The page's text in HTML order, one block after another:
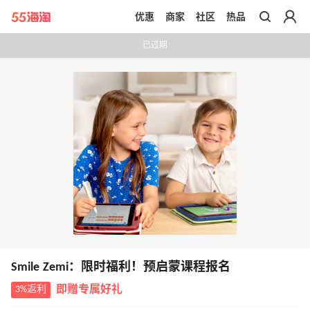
带你去官网买正品
优惠 商家 社区 热品
已过期
Smile Zemi：限时福利！预启蒙课程报名
3%返利 即赠专属好礼